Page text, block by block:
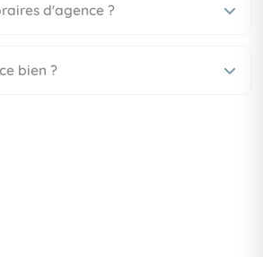
d'agence ?
bien ?